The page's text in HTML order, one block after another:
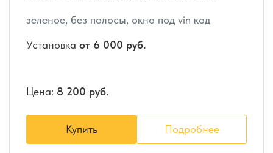
зеленое, без полосы, окно под vin код
Установка от 6 000 руб.
Цена: 8 200 руб.
Купить Подробнее